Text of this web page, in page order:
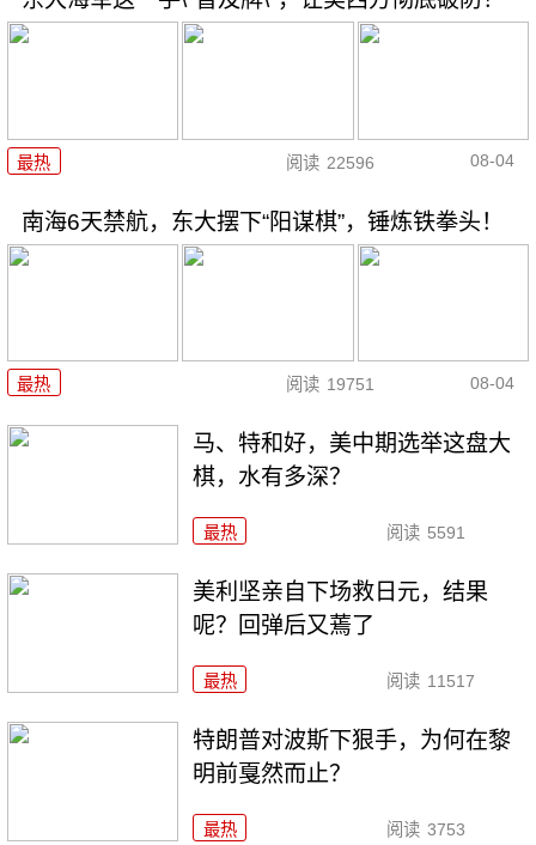
最热 阅读 22596 08-04
南海6天禁航，东大摆下“阳谋棋”，锤炼铁拳头！
最热 阅读 19751 08-04
马、特和好，美中期选举这盘大
棋，水有多深？
最热 阅读 5591
美利坚亲自下场救日元，结果
呢？回弹后又蔫了
最热 阅读 11517
特朗普对波斯下狠手，为何在黎
明前戛然而止？
最热 阅读 3753